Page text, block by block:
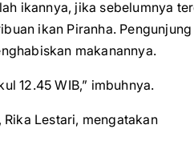
ikannya, jika sebelumnya
ikan Piranha.
makanannya.
12.45 WIB,” imbuhnya.
Lestari, mengatakan